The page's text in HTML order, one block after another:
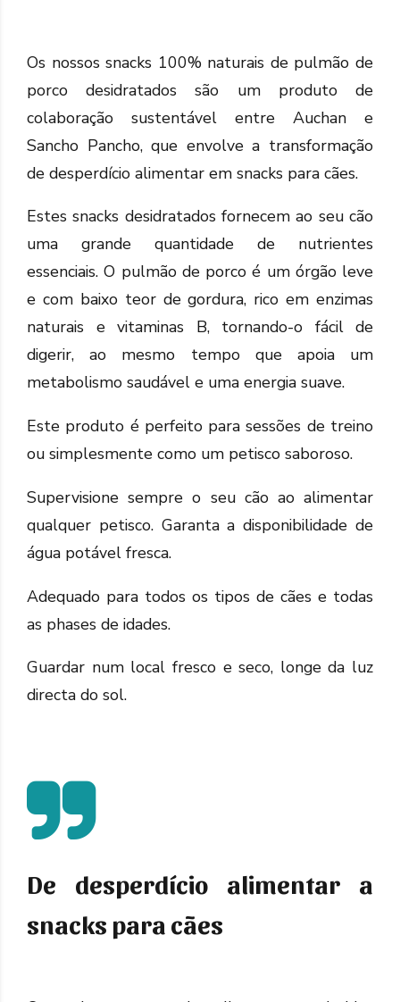
Os nossos snacks 100% naturais de pulmão de
porco desidratados são um produto de
colaboração sustentável entre Auchan e
Sancho Pancho, que envolve a transformação
de desperdício alimentar em snacks para cães.
Estes snacks desidratados fornecem ao seu cão
uma grande quantidade de nutrientes
essenciais. O pulmão de porco é um órgão leve
e com baixo teor de gordura, rico em enzimas
naturais e vitaminas B, tornando-o fácil de
digerir, ao mesmo tempo que apoia um
metabolismo saudável e uma energia suave.
Este produto é perfeito para sessões de treino
ou simplesmente como um petisco saboroso.
Supervisione sempre o seu cão ao alimentar
qualquer petisco. Garanta a disponibilidade de
água potável fresca.
Adequado para todos os tipos de cães e todas
as phases de idades.
Guardar num local fresco e seco, longe da luz
directa do sol.
De desperdício alimentar a
snacks para cães